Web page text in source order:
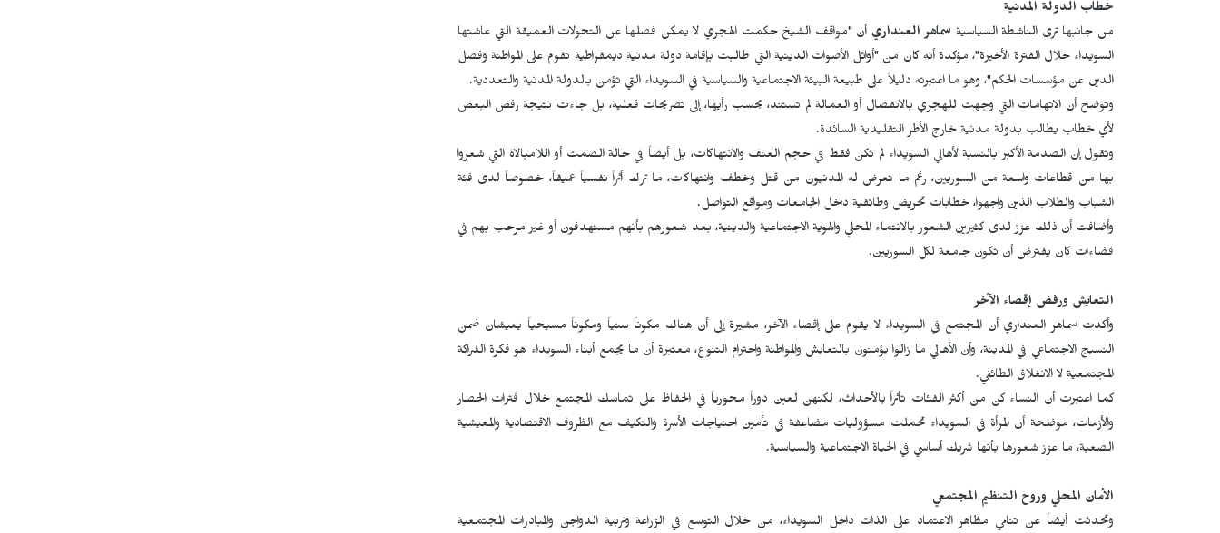
خطاب الدولة المدنية
من جانبها ترى الناشطة السياسية سماهر العنداري أن "مواقف الشيخ حكمت الهجري لا يمكن فصلها عن التحولات العميقة التي عاشتها
السويداء خلال الفترة الأخيرة"، مؤكدة أنه كان من "أوائل الأصوات الدينية التي طالبت بإقامة دولة مدنية ديمقراطية تقوم على المواطنة وفصل
الدين عن مؤسسات الحكم"، وهو ما اعتبرته دليلاً على طبيعة البيئة الاجتماعية والسياسية في السويداء التي تؤمن بالدولة المدنية والتعددية.
وتوضح أن الاتهامات التي وجهت للهجري بالانفصال أو العمالة لم تستند، بحسب رأيها، إلى تصريحات فعلية، بل جاءت نتيجة رفض البعض
لأي خطاب يطالب بدولة مدنية خارج الأطر التقليدية السائدة.
وتقول إن الصدمة الأكبر بالنسبة لأهالي السويداء لم تكن فقط في حجم العنف والانتهاكات، بل أيضاً في حالة الصمت أو اللامبالاة التي شعروا
بها من قطاعات واسعة من السوريين، رغم ما تعرض له المدنيون من قتل وخطف وانتهاكات، ما ترك أثراً نفسياً عميقاً، خصوصاً لدى فئة
الشباب والطلاب الذين واجهوا، خطابات تحريض وطائفية داخل الجامعات ومواقع التواصل.
وأضافت أن ذلك عزز لدى كثيرين الشعور بالانتماء المحلي والهوية الاجتماعية والدينية، بعد شعورهم بأنهم مستهدفون أو غير مرحب بهم في
فضاءات كان يفترض أن تكون جامعة لكل السوريين.
التعايش ورفض إقصاء الآخر
وأكدت سماهر العنداري أن المجتمع في السويداء لا يقوم على إقصاء الآخر، مشيرة إلى أن هناك مكوناً سنياً ومكوناً مسيحياً يعيشان ضمن
النسيج الاجتماعي في المدينة، وأن الأهالي ما زالوا يؤمنون بالتعايش والمواطنة واحترام التنوع، معتبرة أن ما يجمع أبناء السويداء هو فكرة الشراكة
المجتمعية لا الانغلاق الطائفي.
كما اعتبرت أن النساء كن من أكثر الفئات تأثراً بالأحداث، لكنهن لعبن دوراً محورياً في الحفاظ على تماسك المجتمع خلال فترات الحصار
والأزمات، موضحة أن المرأة في السويداء تحملت مسؤوليات مضاعفة في تأمين احتياجات الأسرة والتكيف مع الظروف الاقتصادية والمعيشية
الصعبة، ما عزز شعورها بأنها شريك أساسي في الحياة الاجتماعية والسياسية.
الأمان المحلي وروح التنظيم المجتمعي
وتحدثت أيضاً عن تنامي مظاهر الاعتماد على الذات داخل السويداء، من خلال التوسع في الزراعة وتربية الدواجن والمبادرات المجتمعية